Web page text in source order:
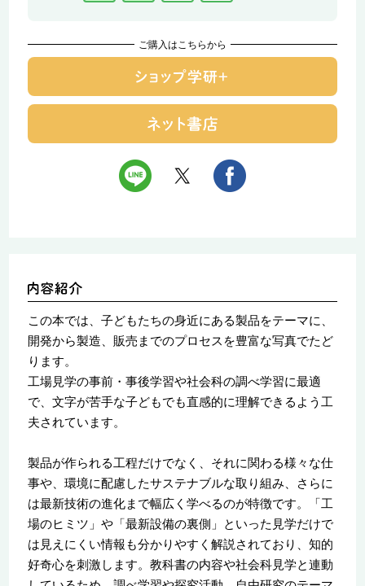
ご購入はこちらから
この本では、子どもたちの身近にある製品をテーマに、
開発から製造、販売までのプロセスを豊富な写真でたど
ります。
工場見学の事前・事後学習や社会科の調べ学習に最適
で、文字が苦手な子どもでも直感的に理解できるよう工
夫されています。
製品が作られる工程だけでなく、それに関わる様々な仕
事や、環境に配慮したサステナブルな取り組み、さらに
は最新技術の進化まで幅広く学べるのが特徴です。「工
場のヒミツ」や「最新設備の裏側」といった見学だけで
は見えにくい情報も分かりやすく解説されており、知的
好奇心を刺激します。教科書の内容や社会科見学と連動